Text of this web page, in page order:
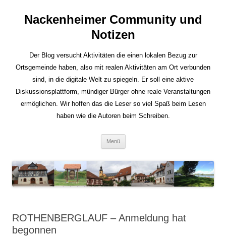
Nackenheimer Community und
Notizen
Der Blog versucht Aktivitäten die einen lokalen Bezug zur
Ortsgemeinde haben, also mit realen Aktivitäten am Ort verbunden
sind, in die digitale Welt zu spiegeln. Er soll eine aktive
Diskussionsplattform, mündiger Bürger ohne reale Veranstaltungen
ermöglichen. Wir hoffen das die Leser so viel Spaß beim Lesen
haben wie die Autoren beim Schreiben.
Menü
ROTHENBERGLAUF – Anmeldung hat
begonnen